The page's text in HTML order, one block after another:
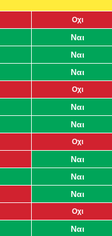
Οχι
Ναι
Ναι
Ναι
Οχι
Ναι
Ναι
Οχι
Ναι
Ναι
Ναι
Οχι
Ναι